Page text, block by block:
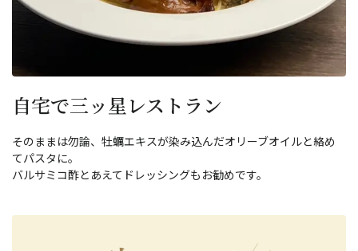
自宅で三ッ星レストラン
そのままは勿論、牡蠣エキスが染み込んだオリーブオイルと絡め
てパスタに。
バルサミコ酢とあえてドレッシングもお勧めです。